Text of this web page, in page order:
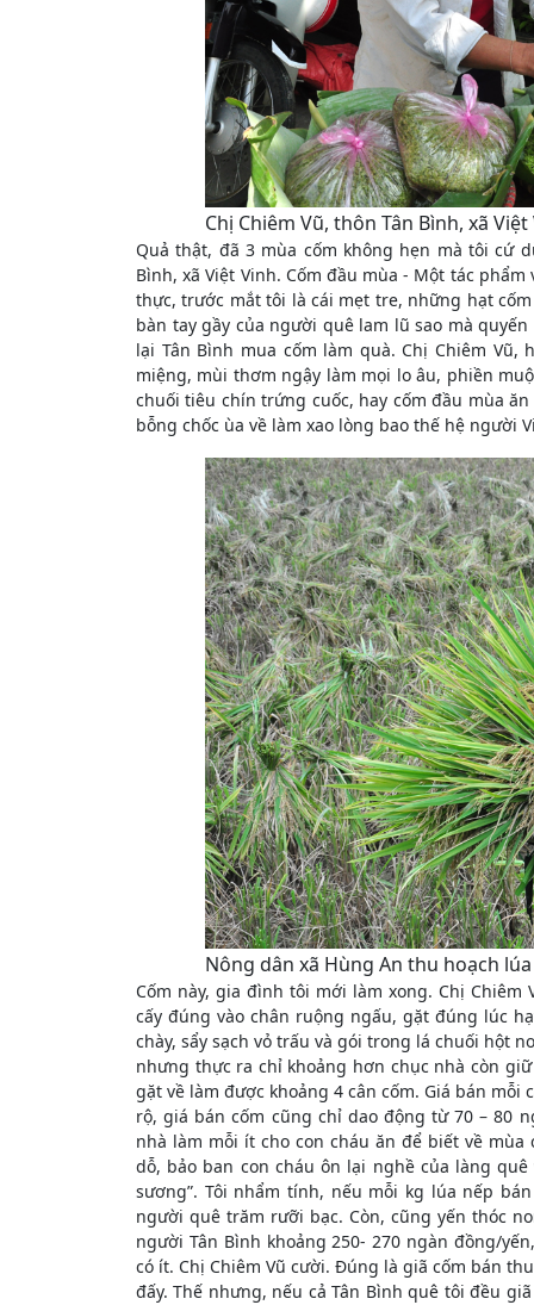
Chị Chiêm Vũ, thôn Tân Bình, xã
Quả thật, đã 3 mùa cốm không hẹn mà tôi cứ
Bình, xã Việt Vinh. Cốm đầu mùa - Một tác
thực, trước mắt tôi là cái mẹt tre, những hạt
bàn tay gầy của người quê lam lũ sao mà
lại Tân Bình mua cốm làm quà. Chị Chiêm
miệng, mùi thơm ngậy làm mọi lo âu, phiền
chuối tiêu chín trứng cuốc, hay cốm đầu mùa
bỗng chốc ùa về làm xao lòng bao thế hệ người
Nông dân xã Hùng An thu hoạch
Cốm này, gia đình tôi mới làm xong. Chị Chiêm
cấy đúng vào chân ruộng ngấu, gặt đúng lúc
chày, sẩy sạch vỏ trấu và gói trong lá chuối hột
nhưng thực ra chỉ khoảng hơn chục nhà còn
gặt về làm được khoảng 4 cân cốm. Giá bán
rộ, giá bán cốm cũng chỉ dao động từ 70 – 80
nhà làm mỗi ít cho con cháu ăn để biết về mùa
dỗ, bảo ban con cháu ôn lại nghề của làng
sương”. Tôi nhẩm tính, nếu mỗi kg lúa nếp
người quê trăm rưỡi bạc. Còn, cũng yến thóc
người Tân Bình khoảng 250- 270 ngàn đồng/
có ít. Chị Chiêm Vũ cười. Đúng là giã cốm bán
đấy. Thế nhưng, nếu cả Tân Bình quê tôi đều